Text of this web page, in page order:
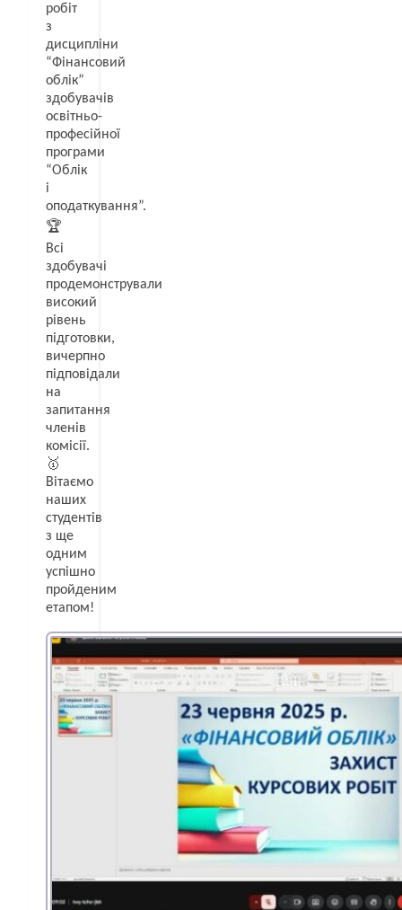
робіт
з
дисципліни
“Фінансовий
облік”
здобувачів
освітньо-
професійної
програми
“Облік
і
оподаткування”.
🏆
Всі
здобувачі
продемонстрували
високий
рівень
підготовки,
вичерпно
підповідали
на
запитання
членів
комісії.
🥇
Вітаємо
наших
студентів
з ще
одним
успішно
пройденим
етапом!